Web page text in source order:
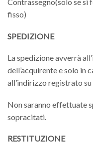
fisso)
SPEDIZIONE
La spedizione avverrà
dell’acquirente e solo in
all’indirizzo registrato su
Non saranno effettuate
sopracitati.
RESTITUZIONE